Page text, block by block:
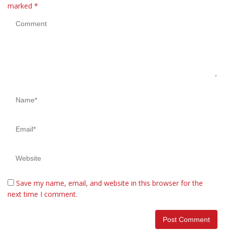
marked *
Save my name, email, and website in this browser for the
next time I comment.